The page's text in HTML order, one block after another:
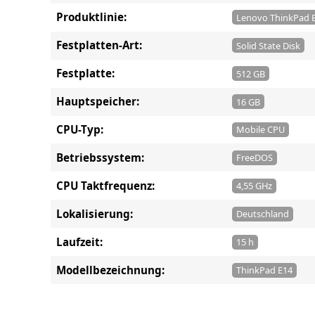
Produktlinie: Lenovo ThinkPad
Festplatten-Art: Solid State Disk
Festplatte: 512 GB
Hauptspeicher: 16 GB
CPU-Typ: Mobile CPU
Betriebssystem: FreeDOS
CPU Taktfrequenz: 4,55 GHz
Lokalisierung: Deutschland
Laufzeit: 15 h
Modellbezeichnung: ThinkPad E14